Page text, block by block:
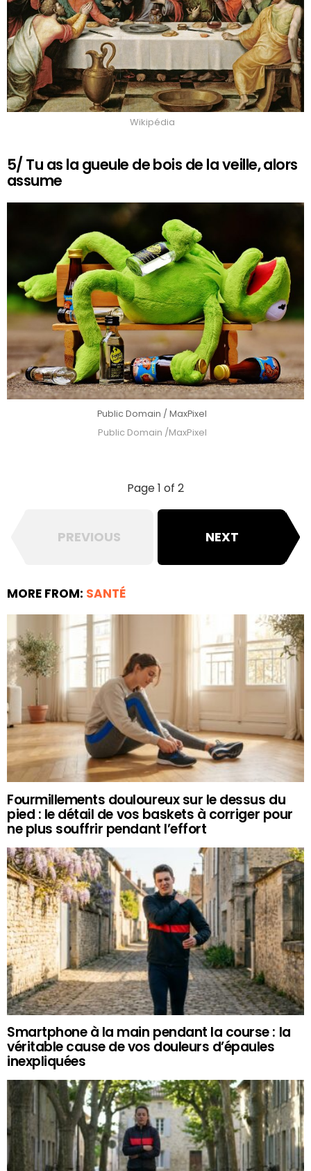
Wikipédia
5/ Tu as la gueule de bois de la veille, alors
assume
Public Domain / MaxPixel
Public Domain /MaxPixel
Page 1 of 2
PREVIOUS NEXT
MORE FROM: SANTÉ
Fourmillements douloureux sur le dessus du
pied : le détail de vos baskets à corriger pour
ne plus souffrir pendant l’effort
Smartphone à la main pendant la course : la
véritable cause de vos douleurs d’épaules
inexpliquées